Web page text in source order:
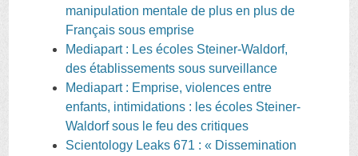
manipulation mentale de plus en plus de
Français sous emprise
Mediapart : Les écoles Steiner-Waldorf,
des établissements sous surveillance
Mediapart : Emprise, violences entre
enfants, intimidations : les écoles Steiner-
Waldorf sous le feu des critiques
Scientology Leaks 671 : « Dissemination